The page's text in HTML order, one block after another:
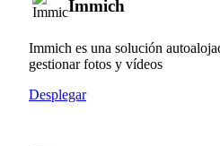
Immich
Immich es una solución
gestionar fotos y vídeos
Desplegar